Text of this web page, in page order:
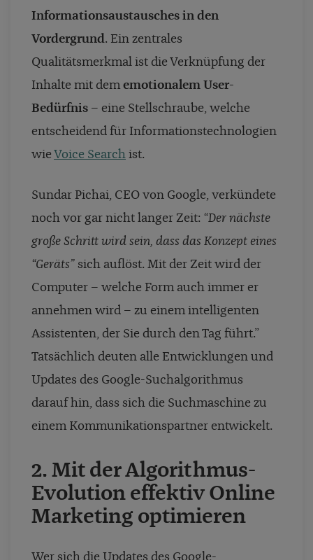
Informationsaustausches in den
Vordergrund. Ein zentrales
Qualitätsmerkmal ist die Verknüpfung der
Inhalte mit dememotionalem User-
Bedürfnis – eine Stellschraube, welche
entscheidend für Informationstechnologien
wie Voice Search ist.
Sundar Pichai, CEO von Google, verkündete
noch vor gar nicht langer Zeit: “Der nächste
große Schritt wird sein, dass das Konzept eines
“Geräts” sich auflöst. Mit der Zeit wird der
Computer – welche Form auch immer er
annehmen wird – zu einem intelligenten
Assistenten, der Sie durch den Tag führt.”
Tatsächlich deuten alle Entwicklungen und
Updates des Google-Suchalgorithmus
darauf hin, dass sich die Suchmaschine zu
einem Kommunikationspartner entwickelt.
2. Mit der Algorithmus-
Evolution effektiv Online
Marketing optimieren
Wer sich die Updates des Google-